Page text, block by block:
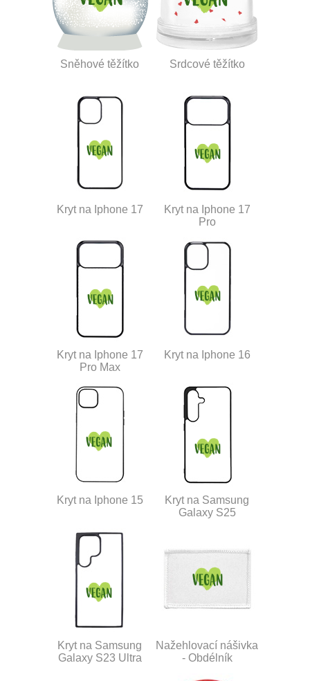
Sněhové těžítko Srdcové těžítko
Kryt na Iphone 17
Kryt na Iphone 17
Pro
Kryt na Iphone 17
Pro Max
Kryt na Iphone 16
Kryt na Iphone 15
Kryt na Samsung
Galaxy S25
Kryt na Samsung
Galaxy S23 Ultra
Nažehlovací nášivka
- Obdélník